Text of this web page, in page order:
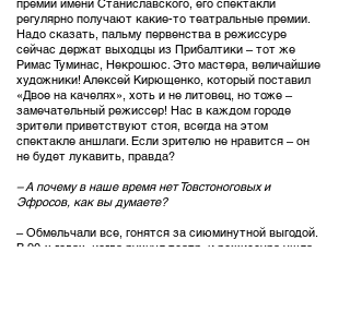
премии имени Станиславского, его спектакли
регулярно получают какие-то театральные премии.
Надо сказать, пальму первенства в режиссуре
сейчас держат выходцы из Прибалтики – тот же
Римас Туминас, Некрошюс. Это мастера, величайшие
художники! Алексей Кирющенко, который поставил
«Двое на качелях», хоть и не литовец, но тоже –
замечательный режиссер! Нас в каждом городе
зрители приветствуют стоя, всегда на этом
спектакле аншлаги. Если зрителю не нравится – он
не будет лукавить, правда?
– А почему в наше время нет Товстоноговых и
Эфросов, как вы думаете?
– Обмельчали все, гонятся за сиюминутной выгодой.
В 90-х годах, когда рухнул театр, и режиссура ушла.